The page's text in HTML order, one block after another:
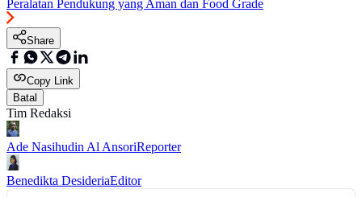
Peralatan Pendukung yang Aman dan Food Grade
Share
Copy Link
Batal
Tim Redaksi
Ade Nasihudin Al AnsoriReporter
Benedikta DesideriaEditor